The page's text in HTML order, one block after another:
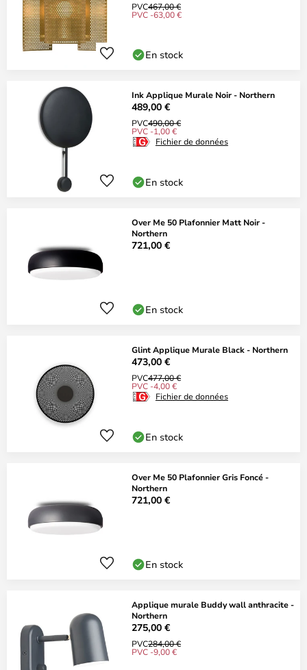
PVC467,00 €
PVC -63,00 €
En stock
Ink Applique Murale Noir - Northern
489,00 €
PVC490,00 €
PVC -1,00 €
Fichier de données
En stock
Over Me 50 Plafonnier Matt Noir -
Northern
721,00 €
En stock
Glint Applique Murale Black - Northern
473,00 €
PVC477,00 €
PVC -4,00 €
Fichier de données
En stock
Over Me 50 Plafonnier Gris Foncé -
Northern
721,00 €
En stock
Applique murale Buddy wall anthracite -
Northern
275,00 €
PVC284,00 €
PVC -9,00 €